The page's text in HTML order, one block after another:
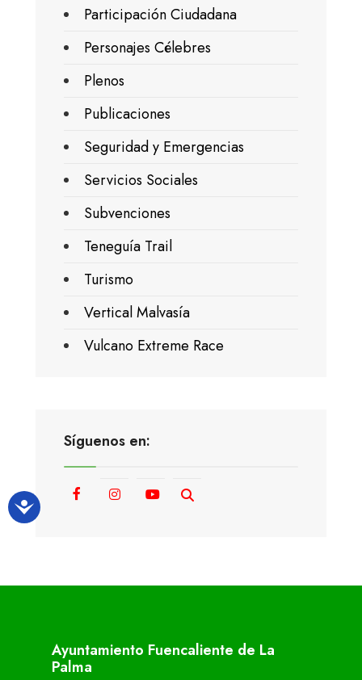
Participación Ciudadana
Personajes Célebres
Plenos
Publicaciones
Seguridad y Emergencias
Servicios Sociales
Subvenciones
Teneguía Trail
Turismo
Vertical Malvasía
Vulcano Extreme Race
Síguenos en:
Ayuntamiento Fuencaliente de La
Palma